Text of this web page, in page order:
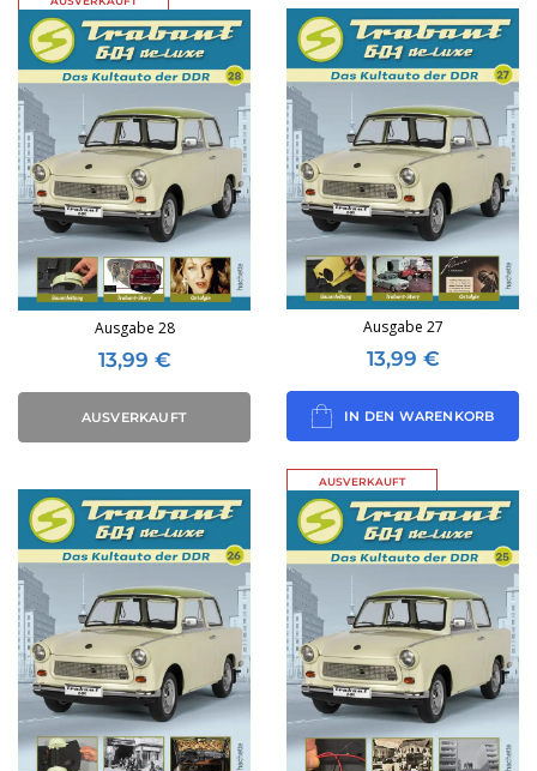
Ausgabe 28
13,99 €
AUSVERKAUFT
Ausgabe 27
13,99 €
IN DEN WARENKORB
AUSVERKAUFT